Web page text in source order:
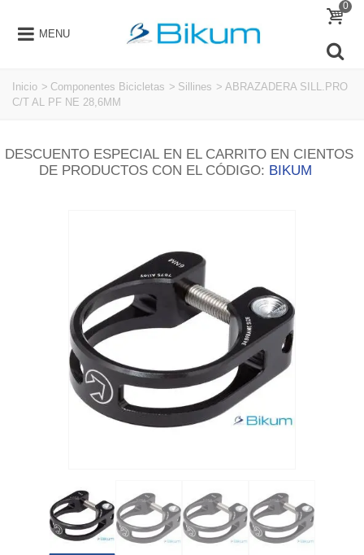
MENU
0
Inicio > Componentes Bicicletas > Sillines > ABRAZADERA SILL.PRO
C/T AL PF NE 28,6MM
DESCUENTO ESPECIAL EN EL CARRITO EN CIENTOS
DE PRODUCTOS CON EL CÓDIGO: BIKUM